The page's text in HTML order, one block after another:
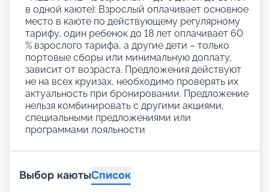
в одной каюте): Взрослый оплачивает основное
место в каюте по действующему регулярному
тарифу, один ребенок до 18 лет оплачивает 60
% взрослого тарифа, а другие дети – только
портовые сборы или минимальную доплату,
зависит от возраста. Предложения действуют
не на всех круизах, необходимо проверять их
актуальность при бронировании. Предложение
нельзя комбинировать с другими акциями,
специальными предложениями или
программами лояльности
Выбор каютыСписок